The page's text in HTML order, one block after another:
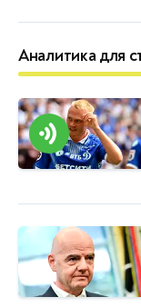
Аналитика для